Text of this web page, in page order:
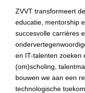
ZVVT transformeert
educatie, mentorship
succesvolle carrières
en IT-talenten zoeken
(om)scholing,
bouwen we aan een
technologische